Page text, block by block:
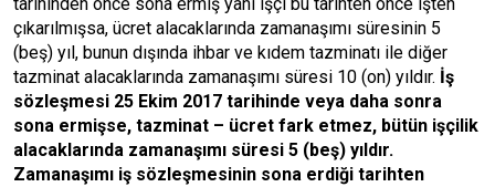
çıkarılmışsa, ücret alacaklarında zamanaşımı süresinin 5
(beş) yıl, bunun dışında ihbar ve kıdem tazminatı ile diğer
tazminat alacaklarında zamanaşımı süresi 10 (on) yıldır. İş
sözleşmesi 25 Ekim 2017 tarihinde veya daha sonra
sona ermişse, tazminat – ücret fark etmez, bütün işçilik
alacaklarında zamanaşımı süresi 5 (beş) yıldır.
Zamanaşımı iş sözleşmesinin sona erdiği tarihten